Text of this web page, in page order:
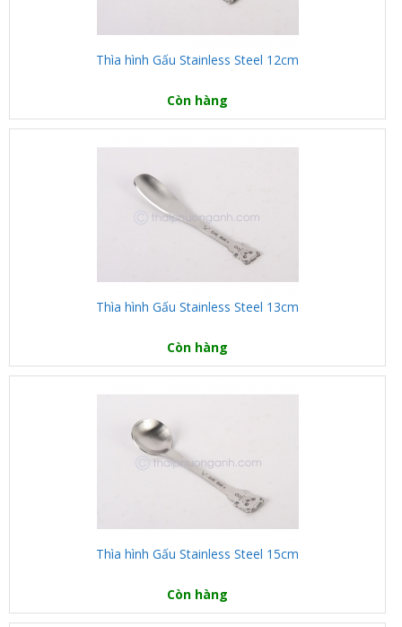
Thìa hình Gấu Stainless Steel 12cm
Còn hàng
Thìa hình Gấu Stainless Steel 13cm
Còn hàng
Thìa hình Gấu Stainless Steel 15cm
Còn hàng